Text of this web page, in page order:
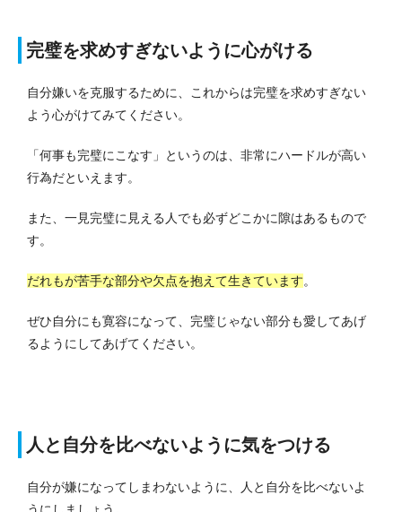
完璧を求めすぎないように心がける
自分嫌いを克服するために、これからは完璧を求めすぎない
よう心がけてみてください。
「何事も完璧にこなす」というのは、非常にハードルが高い
行為だといえます。
また、一見完璧に見える人でも必ずどこかに隙はあるもので
す。
だれもが苦手な部分や欠点を抱えて生きています。
ぜひ自分にも寛容になって、完璧じゃない部分も愛してあげ
るようにしてあげてください。
人と自分を比べないように気をつける
自分が嫌になってしまわないように、人と自分を比べないよ